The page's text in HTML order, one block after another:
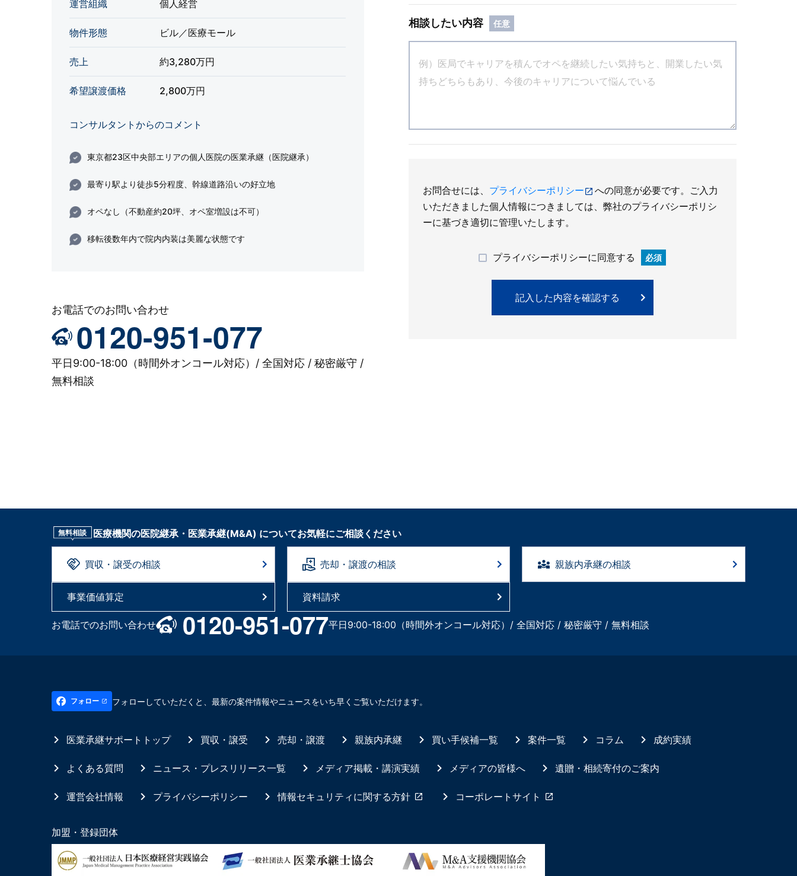
運営組織 個人経営
物件形態 ビル／医療モール
売上 約3,280万円
希望譲渡価格 2,800万円
コンサルタントからのコメント
東京都23区中央部エリアの個人医院の医業承継（医院継承）
最寄り駅より徒歩5分程度、幹線道路沿いの好立地
オペなし（不動産約20坪、オペ室増設は不可）
移転後数年内で院内内装は美麗な状態です
お電話でのお問い合わせ
0120-951-077
平日9:00-18:00（時間外オンコール対応）/ 全国対応 / 秘密厳守 /
無料相談
相談したい内容 任意
お問合せには、 プライバシーポリシー
への同意が必要です。ご入力
いただきました個人情報につきましては、弊社のプライバシーポリシ
ーに基づき適切に管理いたします。
プライバシーポリシーに同意する 必須
無料相談 医療機関の医院継承・医業承継(M&A) についてお気軽にご相談ください
買収・譲受の相談 売却・譲渡の相談 親族内承継の相談
事業価値算定 資料請求
お電話でのお問い合わせ 0120-951-077平日9:00-18:00（時間外オンコール対応）/ 全国対応 / 秘密厳守 / 無料相談
フォロー フォローしていただくと、最新の案件情報やニュースをいち早くご覧いただけます。
医業承継サポートトップ 買収・譲受 売却・譲渡 親族内承継 買い手候補一覧 案件一覧 コラム 成約実績
よくある質問 ニュース・プレスリリース一覧 メディア掲載・講演実績 メディアの皆様へ 遺贈・相続寄付のご案内
運営会社情報 プライバシーポリシー 情報セキュリティに関する方針 コーポレートサイト
加盟・登録団体